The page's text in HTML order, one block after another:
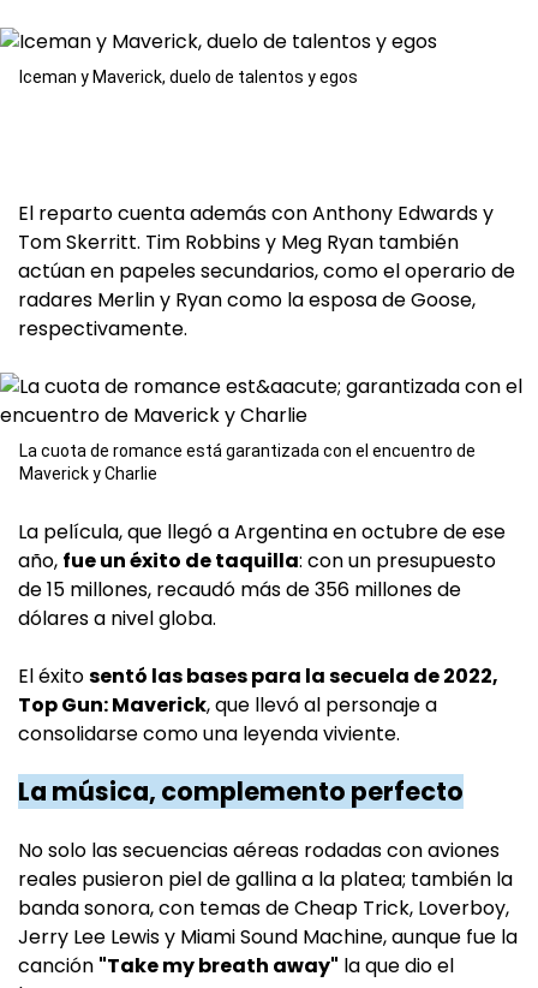
Iceman y Maverick, duelo de talentos y egos
El reparto cuenta además con Anthony Edwards y
Tom Skerritt. Tim Robbins y Meg Ryan también
actúan en papeles secundarios, como el operario de
radares Merlin y Ryan como la esposa de Goose,
respectivamente.
La cuota de romance está garantizada con el encuentro de
Maverick y Charlie
La película, que llegó a Argentina en octubre de ese
año, fue un éxito de taquilla: con un presupuesto
de 15 millones, recaudó más de 356 millones de
dólares a nivel globa.
El éxitosentó las bases para la secuela de 2022,
Top Gun: Maverick, que llevó al personaje a
consolidarse como una leyenda viviente.
La música, complemento perfecto
No solo las secuencias aéreas rodadas con aviones
reales pusieron piel de gallina a la platea; también la
banda sonora, con temas de Cheap Trick, Loverboy,
Jerry Lee Lewis y Miami Sound Machine, aunque fue la
canción "Take my breath away" la que dio el